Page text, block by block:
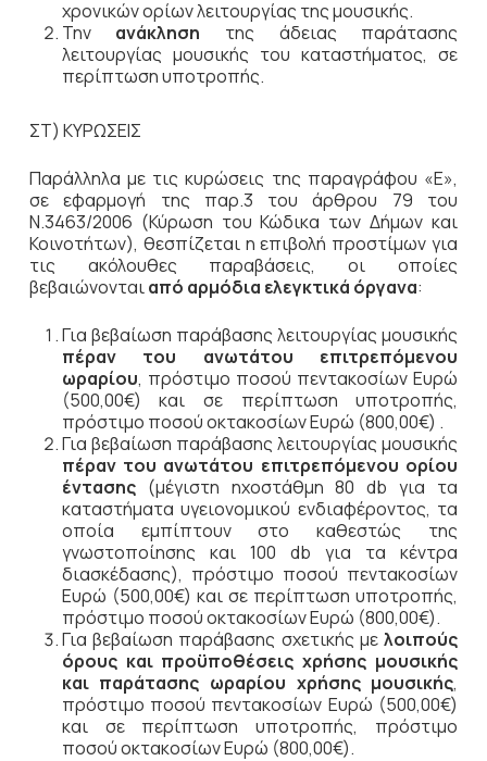
χρονικών ορίων λειτουργίας της μουσικής.
Την ανάκληση της άδειας παράτασης
λειτουργίας μουσικής του καταστήματος, σε
περίπτωση υποτροπής.
ΣΤ) ΚΥΡΩΣΕΙΣ
Παράλληλα με τις κυρώσεις της παραγράφου «Ε»,
σε εφαρμογή της παρ.3 του άρθρου 79 του
Ν.3463/2006 (Κύρωση του Κώδικα των Δήμων και
Κοινοτήτων), θεσπίζεται η επιβολή προστίμων για
τις ακόλουθες παραβάσεις, οι οποίες
βεβαιώνονταιαπό αρμόδια ελεγκτικά όργανα:
Για βεβαίωση παράβασης λειτουργίας μουσικής
πέραν του ανωτάτου επιτρεπόμενου
ωραρίου, πρόστιμο ποσού πεντακοσίων Ευρώ
(500,00€) και σε περίπτωση υποτροπής,
πρόστιμο ποσού οκτακοσίων Ευρώ (800,00€) .
Για βεβαίωση παράβασης λειτουργίας μουσικής
πέραν του ανωτάτου επιτρεπόμενου ορίου
έντασης (μέγιστη ηχοστάθμη 80 db για τα
καταστήματα υγειονομικού ενδιαφέροντος, τα
οποία εμπίπτουν στο καθεστώς της
γνωστοποίησης και 100
db για τα κέντρα
διασκέδασης), πρόστιμο ποσού πεντακοσίων
Ευρώ (500,00€) και σε περίπτωση υποτροπής,
πρόστιμο ποσού οκτακοσίων Ευρώ (800,00€).
Για βεβαίωση παράβασης σχετικής μελοιπούς
όρους και προϋποθέσεις χρήσης μουσικής
και παράτασης ωραρίου χρήσης μουσικής,
πρόστιμο ποσού πεντακοσίων Ευρώ (500,00€)
και σε περίπτωση υποτροπής, πρόστιμο
ποσού οκτακοσίων Ευρώ (800,00€).